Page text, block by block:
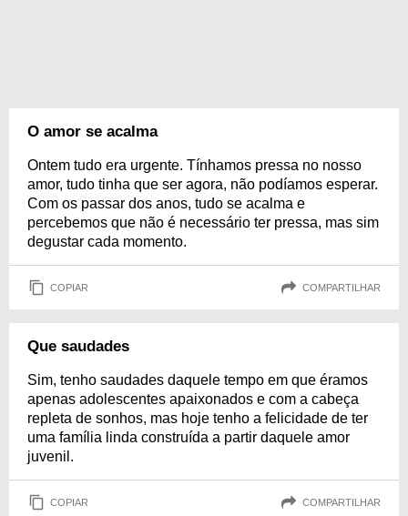
O amor se acalma
Ontem tudo era urgente. Tínhamos pressa no nosso
amor, tudo tinha que ser agora, não podíamos esperar.
Com os passar dos anos, tudo se acalma e
percebemos que não é necessário ter pressa, mas sim
degustar cada momento.
COPIAR COMPARTILHAR
Que saudades
Sim, tenho saudades daquele tempo em que éramos
apenas adolescentes apaixonados e com a cabeça
repleta de sonhos, mas hoje tenho a felicidade de ter
uma família linda construída a partir daquele amor
juvenil.
COPIAR COMPARTILHAR